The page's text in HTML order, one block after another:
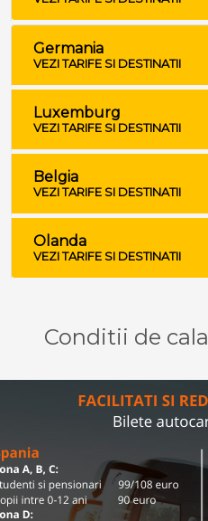
Germania
VEZI TARIFE SI DESTINATII
Luxemburg
VEZI TARIFE SI DESTINATII
Belgia
VEZI TARIFE SI DESTINATII
Olanda
VEZI TARIFE SI DESTINATII
Conditii de